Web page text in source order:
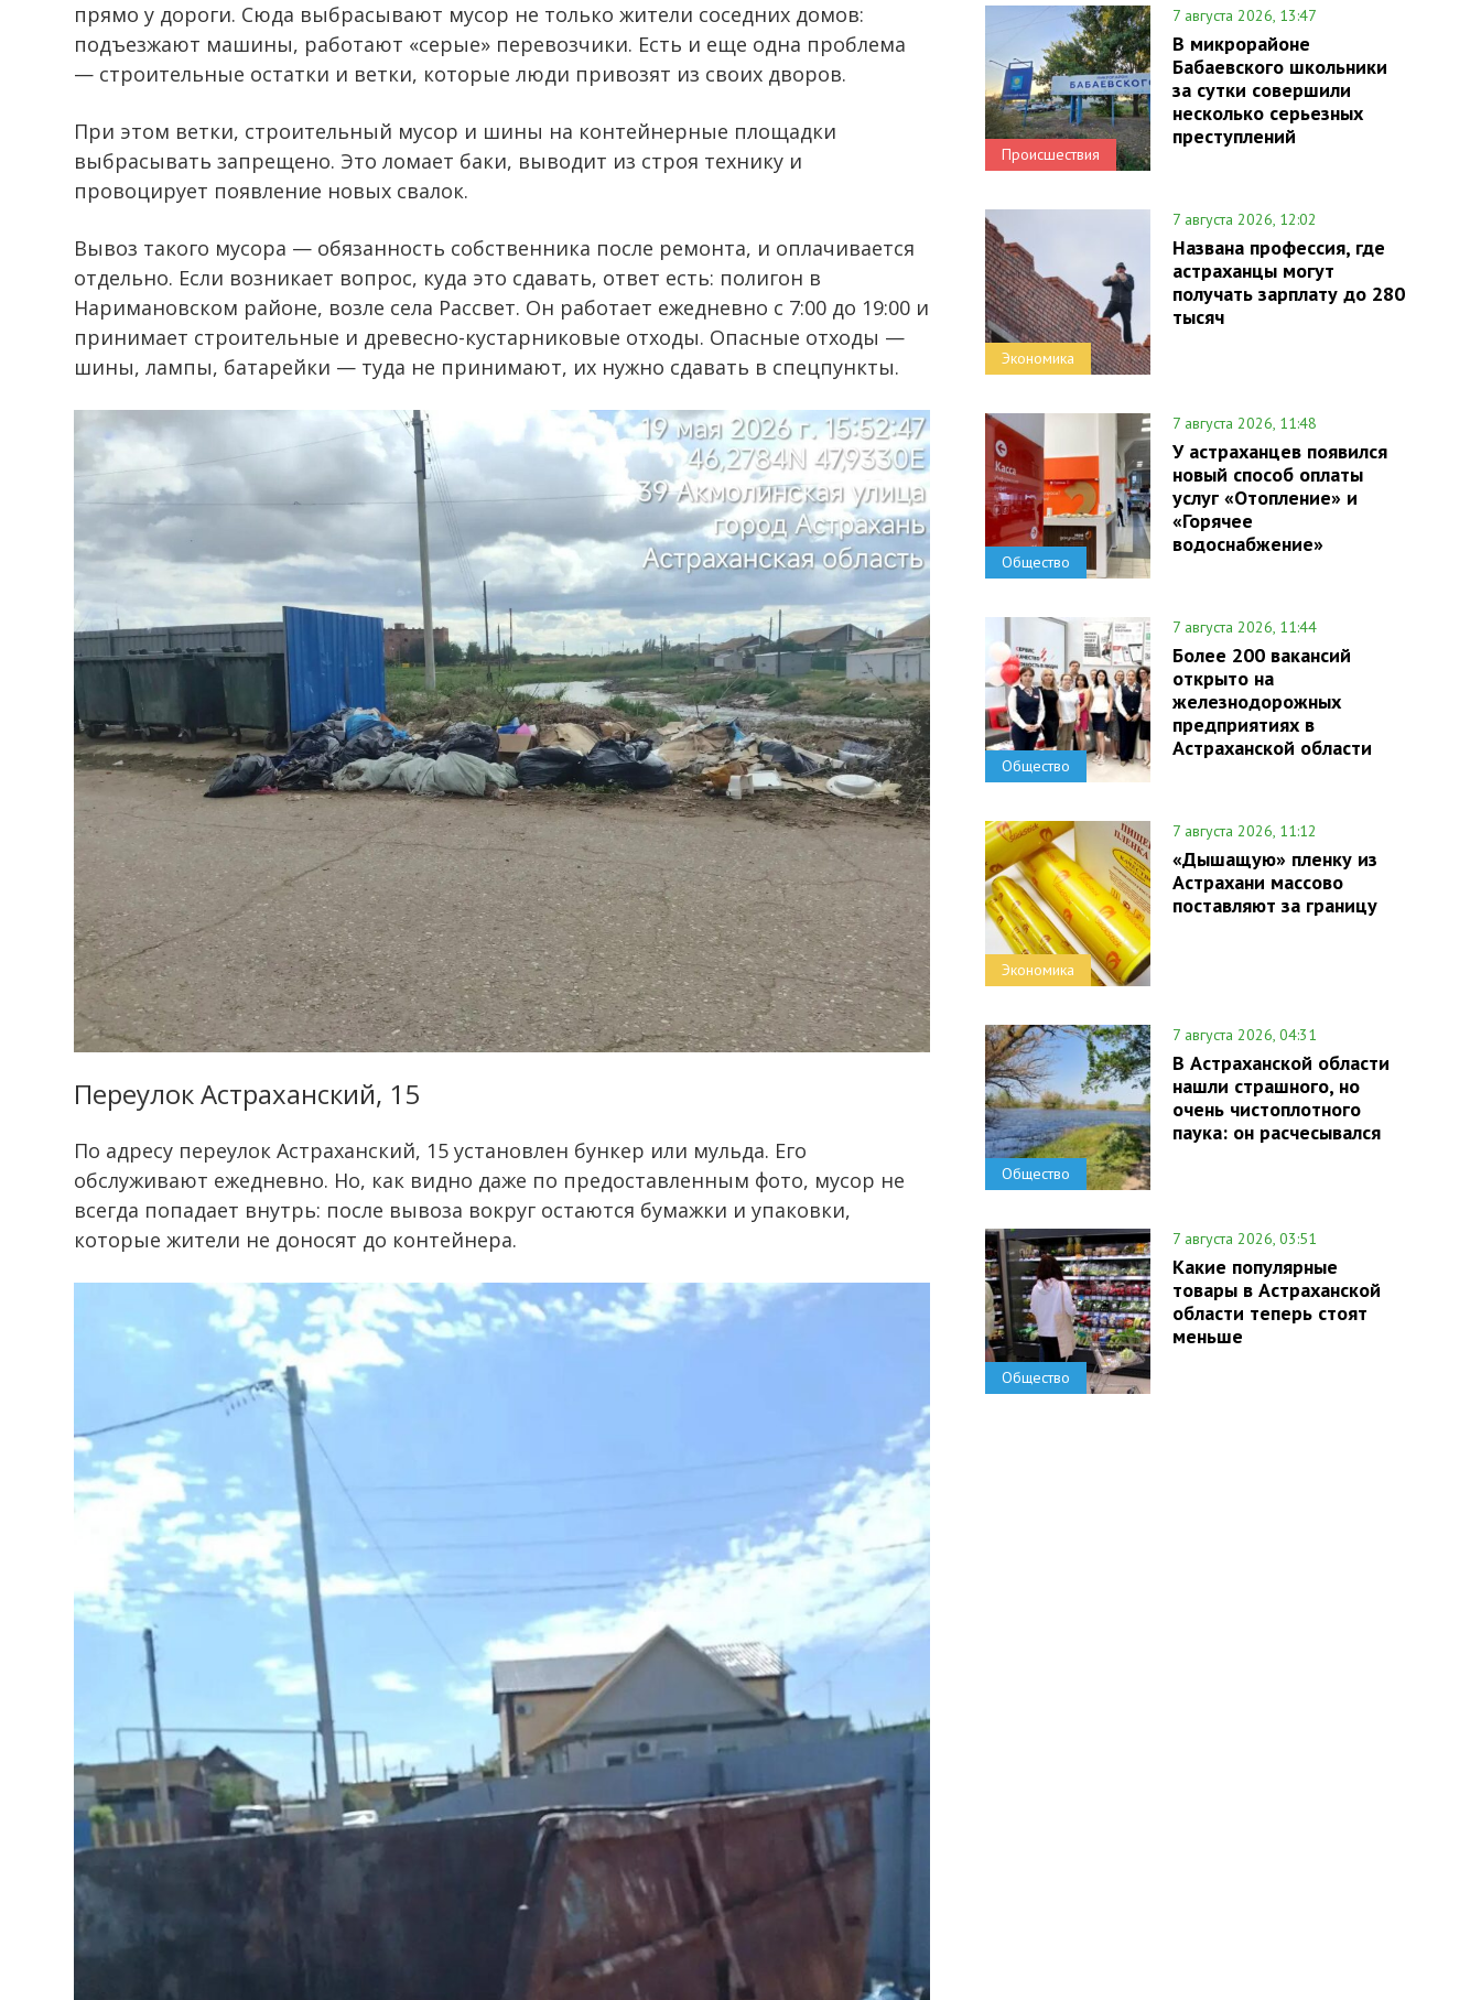
прямо у дороги. Сюда выбрасывают мусор не только жители соседних домов:
подъезжают машины, работают «серые» перевозчики. Есть и еще одна проблема
— строительные остатки и ветки, которые люди привозят из своих дворов.
При этом ветки, строительный мусор и шины на контейнерные площадки
выбрасывать запрещено. Это ломает баки, выводит из строя технику и
провоцирует появление новых свалок.
Вывоз такого мусора — обязанность собственника после ремонта, и оплачивается
отдельно. Если возникает вопрос, куда это сдавать, ответ есть: полигон в
Наримановском районе, возле села Рассвет. Он работает ежедневно с 7:00 до 19:00 и
принимает строительные и древесно-кустарниковые отходы. Опасные отходы —
шины, лампы, батарейки — туда не принимают, их нужно сдавать в спецпункты.
Переулок Астраханский, 15
По адресу переулок Астраханский, 15 установлен бункер или мульда. Его
обслуживают ежедневно. Но, как видно даже по предоставленным фото, мусор не
всегда попадает внутрь: после вывоза вокруг остаются бумажки и упаковки,
которые жители не доносят до контейнера.
Происшествия
7 августа 2026, 13:47
В микрорайоне
Бабаевского школьники
за сутки совершили
несколько серьезных
преступлений
Экономика
7 августа 2026, 12:02
Названа профессия, где
астраханцы могут
получать зарплату до 280
тысяч
Общество
7 августа 2026, 11:48
У астраханцев появился
новый способ оплаты
услуг «Отопление» и
«Горячее
водоснабжение»
Общество
7 августа 2026, 11:44
Более 200 вакансий
открыто на
железнодорожных
предприятиях в
Астраханской области
Экономика
7 августа 2026, 11:12
«Дышащую» пленку из
Астрахани массово
поставляют за границу
Общество
7 августа 2026, 04:31
В Астраханской области
нашли страшного, но
очень чистоплотного
паука: он расчесывался
Общество
7 августа 2026, 03:51
Какие популярные
товары в Астраханской
области теперь стоят
меньше